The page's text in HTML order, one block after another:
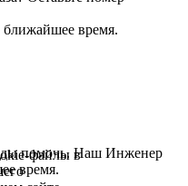
ближайшее время.
помочь. Наш Инженер
время.
файлы в